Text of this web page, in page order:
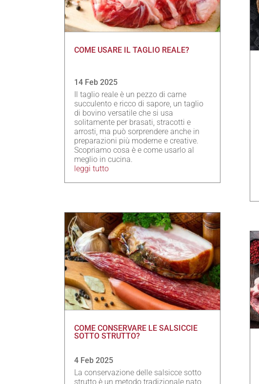
COME USARE IL TAGLIO REALE?
14 Feb 2025
Il taglio reale è un pezzo di carne
succulento e ricco di sapore, un taglio
di bovino versatile che si usa
solitamente per brasati, stracotti e
arrosti, ma può sorprendere anche in
preparazioni più moderne e creative.
Scopriamo cosa è e come usarlo al
meglio in cucina.
leggi tutto
COME CONSERVARE LE SALSICCIE
SOTTO STRUTTO?
4 Feb 2025
La conservazione delle salsicce sotto
strutto è un metodo tradizionale nato